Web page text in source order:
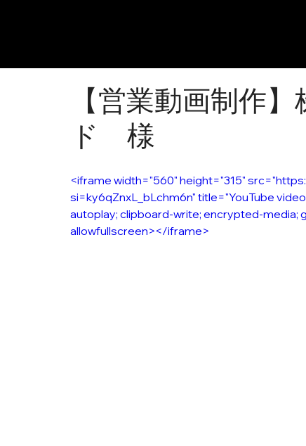
【営業動画制作
ド 様
<iframe width="560" height="315"
si=ky6qZnxL_bLchm6n" title="YouTube
autoplay; clipboard-write; encrypted-media;
allowfullscreen></iframe>